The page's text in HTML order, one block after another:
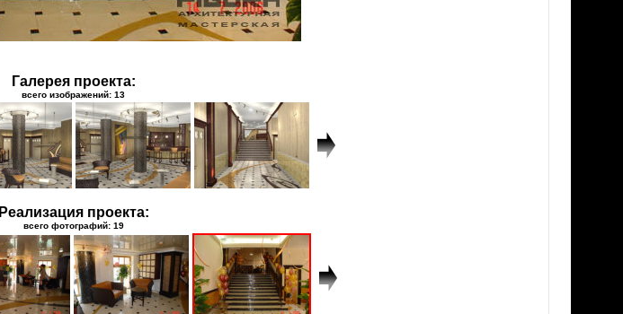
Галерея проекта:
всего изображений: 13
Реализация проекта:
всего фотографий: 19